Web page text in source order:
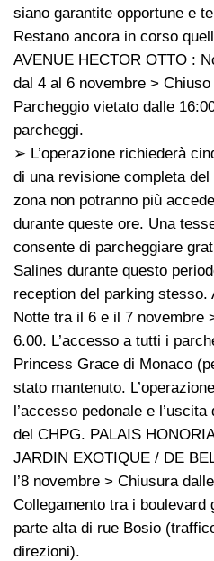
siano garantite opportune e
Restano ancora in corso
AVENUE HECTOR OTTO :
dal 4 al 6 novembre >
Parcheggio vietato dalle
parcheggi.
➢ L’operazione richiederà
di una revisione completa
zona non potranno più
durante queste ore. Una
consente di parcheggiare
Salines durante questo
reception del parking stesso.
Notte tra il 6 e il 7 novembre
6.00. L’accesso a tutti i
Princess Grace di Monaco
stato mantenuto.
l’accesso pedonale e
del CHPG. PALAIS
JARDIN EXOTIQUE / DE
l’8 novembre > Chiusura
Collegamento tra i boulevard
parte alta di rue Bosio
direzioni).